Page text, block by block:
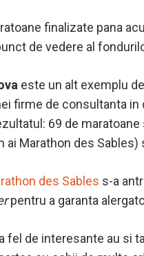
finalizate pana
de vedere al
este un alt exemplu
firme de consultanta
69 de
ai Marathon des
des Sables s-a
pentru a garanta
fel de interesante au si